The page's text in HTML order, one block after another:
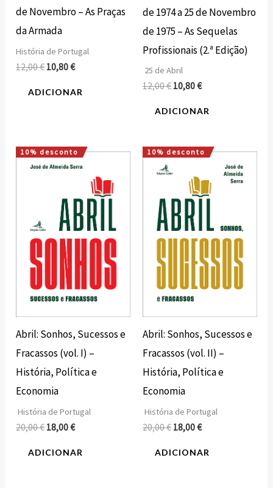
de Novembro – As Praças
da Armada
História de Portugal
12,00€ 10,80€
ADICIONAR
de 1974 a 25 de Novembro
de 1975 – As Sequelas
Profissionais (2.ª Edição)
25 de Abril
12,00€ 10,80€
ADICIONAR
10% desconto
Abril: Sonhos, Sucessos e
Fracassos (vol. I) –
História, Política e
Economia
História de Portugal
20,00€
O
preço
20,00 €.
18,00€
O
preço
atual
18,00 €.
ADICIONAR
10% desconto
Abril: Sonhos, Sucessos e
Fracassos (vol. II) –
História, Política e
Economia
História de Portugal
20,00€
O
original
20,00 €.
18,00€
O
atual
é:
ADICIONAR